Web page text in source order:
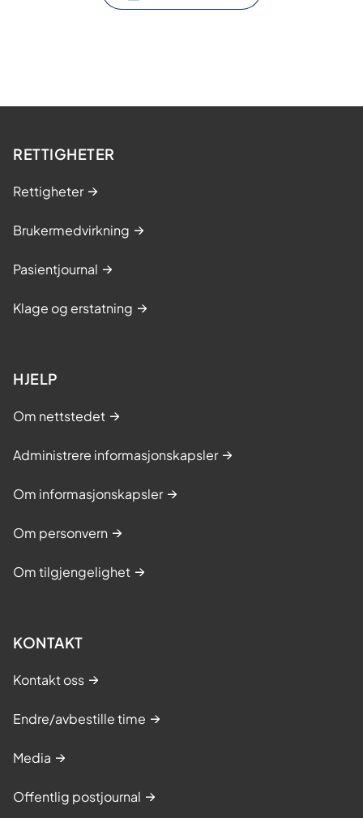
RETTIGHETER
Rettigheter
Brukermedvirkning
Pasientjournal
Klage og erstatning
HJELP
Om nettstedet
Administrere informasjonskapsler
Om informasjonskapsler
Om personvern
Om tilgjengelighet
KONTAKT
Kontakt oss
Endre/avbestille time
Media
Offentlig postjournal